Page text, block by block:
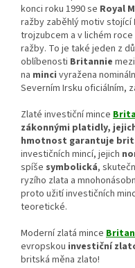
konci roku 1990 se Royal
ražby zaběhlý motiv stojící
trojzubcem a v lichém
ražby. To je také jeden z
oblíbenosti Britannie
na minci vyražena
Severním Irsku oficiálním,
Zlaté investiční mince
zákonnými platidly,
hmotnost garantuje
investičních mincí, jejich
spíše symbolická,
ryzího zlata a
proto užití investičních
teoretické.
Moderní zlatá mince
evropskou investiční
britská měna zlato!